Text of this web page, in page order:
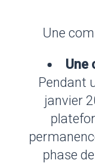
Une
Une
Pendant
janvier
phase